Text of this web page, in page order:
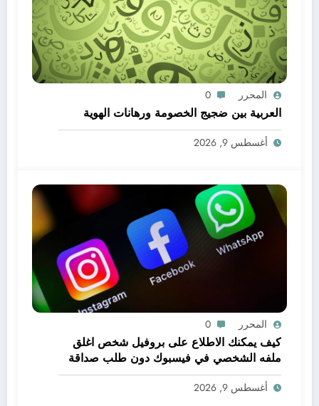
المحرر 0
العربية بين ضجيج الخصومة ورهانات الهوية
أغسطس 9, 2026
المحرر 0
كيف يمكنك الاطلاع على بروفيل شخص اغلق
ملفه الشخصي في فيسبوك دون طلب صداقة
.. الاطلاع على محتوى صفحة شخص اغلق ملفه
الشخصي في فيسبوك دون طلب صداقة
أغسطس 9, 2026